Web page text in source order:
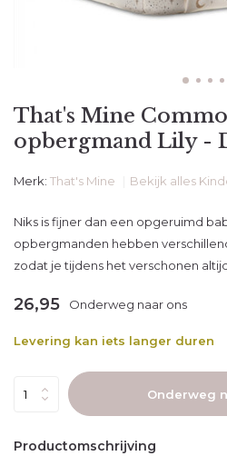
That's Mine
opbergmand Lily -
Merk: That's Mine Bekijk alles
Niks is fijner dan een opgeruimd
opbergmanden hebben
zodat je tijdens het verschonen
26,95 Onderweg naar ons
Levering kan iets langer duren
Onderweg
Productomschrijving